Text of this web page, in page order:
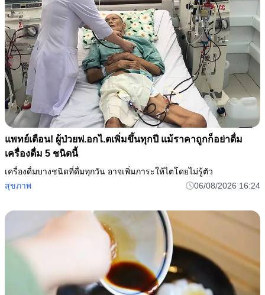
แพทย์เตือน! ผู้ป่วยฟ.อกไ.ตเพิ่มขึ้นทุกปี แม้ราคาถูกก็อย่าดื่ม
เครื่องดื่ม 5 ชนิดนี้
เครื่องดื่มบางชนิดที่ดื่มทุกวัน อาจเพิ่มภาระให้ไตโดยไม่รู้ตัว
สุขภาพ
06/08/2026 16:24